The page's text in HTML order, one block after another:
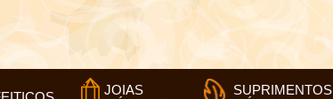
JOIAS
SUPRIMENTOS